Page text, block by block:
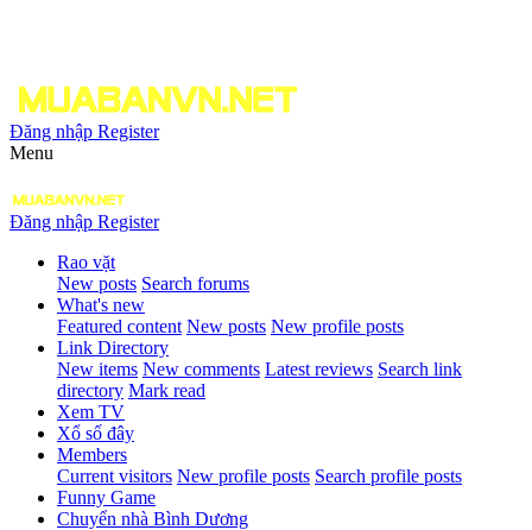
Đăng nhập Register
Menu
Đăng nhập Register
Rao vặt
New posts Search forums
What's new
Featured content New posts New profile posts
Link Directory
New items New comments Latest reviews Search link
directory Mark read
Xem TV
Xổ số đây
Members
Current visitors New profile posts Search profile posts
Funny Game
Chuyển nhà Bình Dương